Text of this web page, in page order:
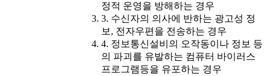
정적 운영을 방해하는 경우
3. 수신자의 의사에 반하는 광고성 정
보, 전자우편을 전송하는 경우
4. 정보통신설비의 오작동이나 정보 등
의 파괴를 유발하는 컴퓨터 바이러스
프로그램등을 유포하는 경우